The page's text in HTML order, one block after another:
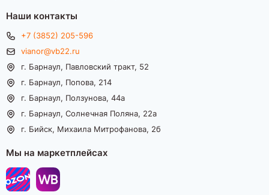
Наши контакты
+7 (3852) 205-596
vianor@vb22.ru
г. Барнаул, Павловский тракт, 52
г. Барнаул, Попова, 214
г. Барнаул, Ползунова, 44а
г. Барнаул, Солнечная Поляна, 22а
г. Бийск, Михаила Митрофанова, 2б
Мы на маркетплейсах